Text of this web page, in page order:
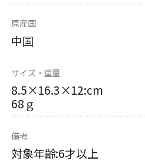
原産国
中国
サイズ・重量
8.5×16.3×12:cm
68ｇ
備考
対象年齢:6才以上